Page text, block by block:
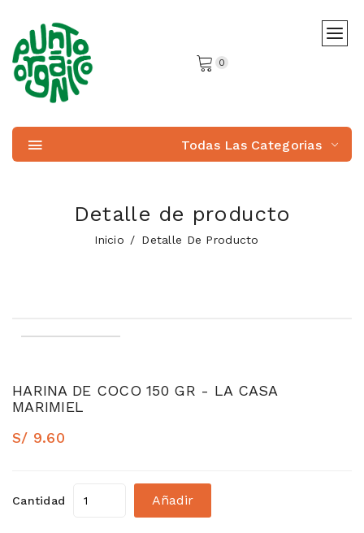
0
Todas Las Categorias
Detalle de producto
Inicio Detalle De Producto
HARINA DE COCO 150 GR - LA CASA
MARIMIEL
S/ 9.60
Cantidad Añadir